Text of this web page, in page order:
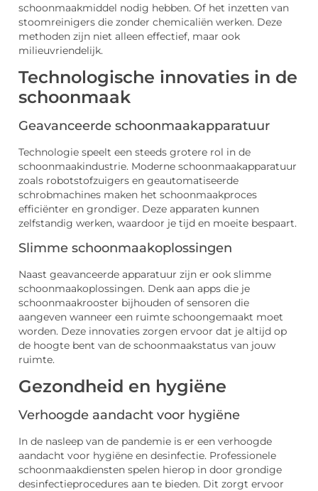
schoonmaakmiddel nodig hebben. Of het inzetten van
stoomreinigers die zonder chemicaliën werken. Deze
methoden zijn niet alleen effectief, maar ook
milieuvriendelijk.
Technologische innovaties in de
schoonmaak
Geavanceerde schoonmaakapparatuur
Technologie speelt een steeds grotere rol in de
schoonmaakindustrie. Moderne schoonmaakapparatuur
zoals robotstofzuigers en geautomatiseerde
schrobmachines maken het schoonmaakproces
efficiënter en grondiger. Deze apparaten kunnen
zelfstandig werken, waardoor je tijd en moeite bespaart.
Slimme schoonmaakoplossingen
Naast geavanceerde apparatuur zijn er ook slimme
schoonmaakoplossingen. Denk aan apps die je
schoonmaakrooster bijhouden of sensoren die
aangeven wanneer een ruimte schoongemaakt moet
worden. Deze innovaties zorgen ervoor dat je altijd op
de hoogte bent van de schoonmaakstatus van jouw
ruimte.
Gezondheid en hygiëne
Verhoogde aandacht voor hygiëne
In de nasleep van de pandemie is er een verhoogde
aandacht voor hygiëne en desinfectie. Professionele
schoonmaakdiensten spelen hierop in door grondige
desinfectieprocedures aan te bieden. Dit zorgt ervoor